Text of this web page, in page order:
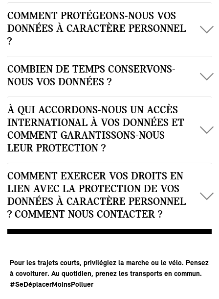
COMMENT PROTÉGEONS-NOUS VOS
DONNÉES À CARACTÈRE PERSONNEL
?
COMBIEN DE TEMPS CONSERVONS-
NOUS VOS DONNÉES ?
À QUI ACCORDONS-NOUS UN ACCÈS
INTERNATIONAL À VOS DONNÉES ET
COMMENT GARANTISSONS-NOUS
LEUR PROTECTION ?
COMMENT EXERCER VOS DROITS EN
LIEN AVEC LA PROTECTION DE VOS
DONNÉES À CARACTÈRE PERSONNEL
? COMMENT NOUS CONTACTER ?
Pour les trajets courts, privilégiez la marche ou le vélo. Pensez
à covoiturer. Au quotidien, prenez les transports en commun.
#SeDéplacerMoinsPolluer